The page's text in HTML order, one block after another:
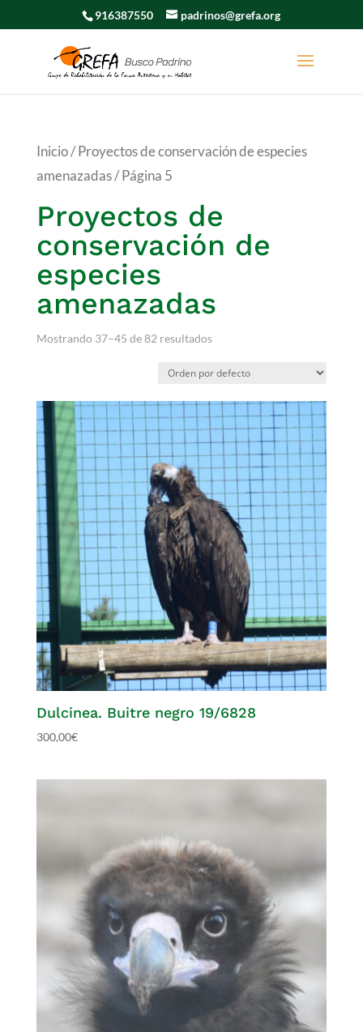
916387550 padrinos@grefa.org
Inicio/ Proyectos de conservación de especies
amenazadas/ Página 5
Proyectos de
conservación de
especies
amenazadas
Mostrando 37–45 de 82 resultados
Dulcinea. Buitre negro 19/6828
300,00€